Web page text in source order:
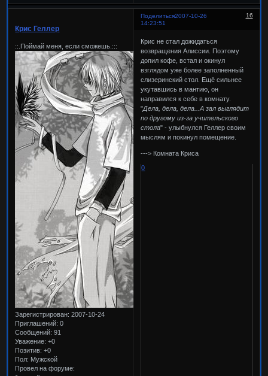
Поделиться 16
2007-10-26
14:23:51
Крис Геллер
::.Поймай меня, если сможешь.:::
Зарегистрирован: 2007-10-24
Приглашений: 0
Сообщений: 91
Уважение: +0
Позитив: +0
Пол: Мужской
Провел на форуме:
Крис не стал дожидаться
возвращения Алиссии. Поэтому
допил кофе, встал и окинул
взглядом уже более заполненный
слизеринский стол. Ещё сильнее
укутавшись в мантию, он
направился к себе в комнату.
"Дела, дела, дела...А зал выглядит
по другому из-за учительского
стола" - улыбнулся Геллер своим
мыслям и покинул помещение.
---> Комната Криса
0